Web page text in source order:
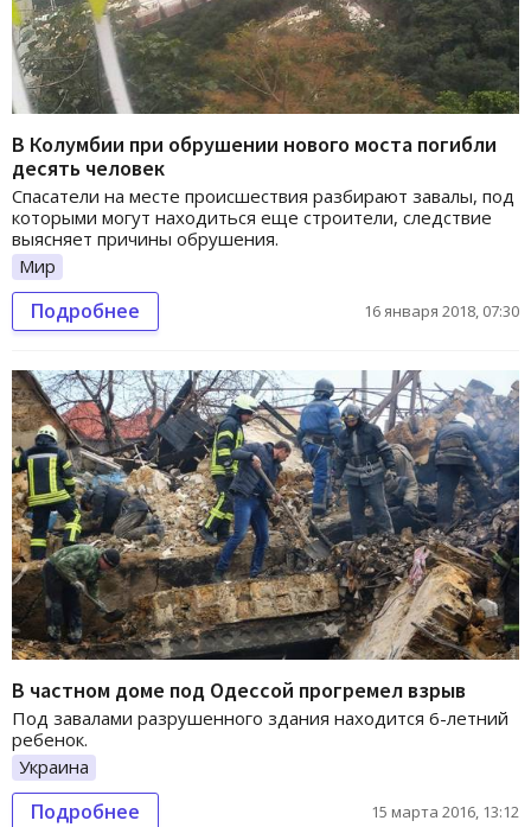
В Колумбии при обрушении нового моста погибли
десять человек
Спасатели на месте происшествия разбирают завалы, под
которыми могут находиться еще строители, следствие
выясняет причины обрушения.
Мир
Подробнее 16 января 2018, 07:30
В частном доме под Одессой прогремел взрыв
Под завалами разрушенного здания находится 6-летний
ребенок.
Украина
Подробнее 15 марта 2016, 13:12